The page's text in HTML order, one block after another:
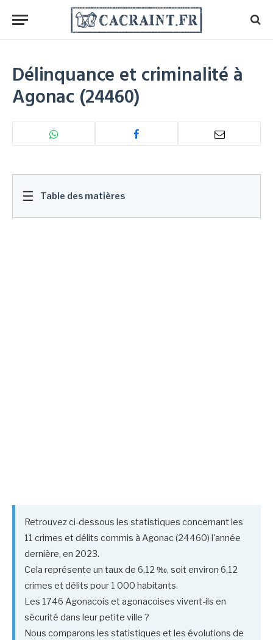
Délinquance et criminalité à
Agonac (24460)
☰ Table des matières
Retrouvez ci-dessous les statistiques concernant les
11 crimes et délits commis à Agonac (24460) l'année
dernière, en 2023.
Cela représente un taux de 6,12 ‰, soit environ 6,12
crimes et délits pour 1 000 habitants.
Les 1746 Agonacois et agonacoises vivent-ils en
sécurité dans leur petite ville ?
Nous comparons les statistiques et les évolutions de